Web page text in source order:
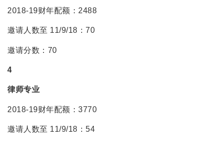
2018-19财年配额：2488
邀请人数至 11/9/18：70
邀请分数：70
4
律师专业
2018-19财年配额：3770
邀请人数至 11/9/18：54